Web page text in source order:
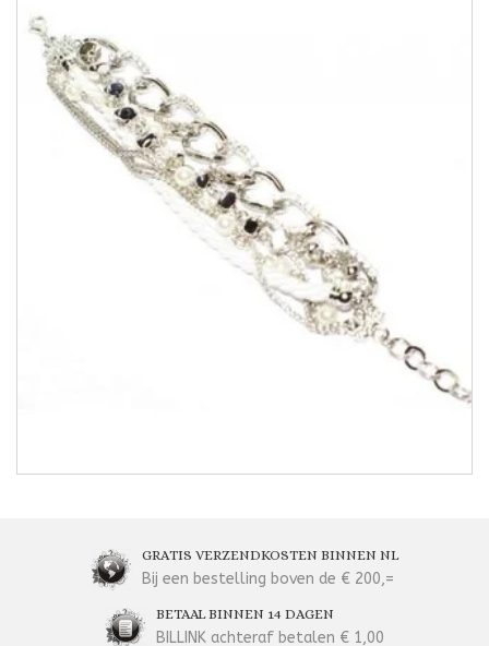
GRATIS VERZENDKOSTEN BINNEN NL
Bij een bestelling boven de € 200,=
BETAAL BINNEN 14 DAGEN
BILLINK achteraf betalen € 1,00